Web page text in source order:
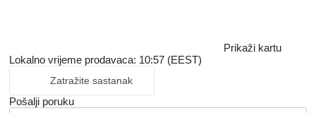
Prikaži kartu
Lokalno vrijeme prodavaca: 10:57 (EEST)
Zatražite sastanak
Pošalji poruku